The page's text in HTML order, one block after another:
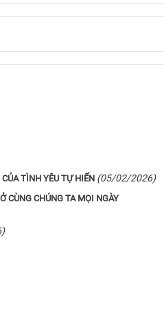
TÌNH YÊU TỰ HIẾN (05/02/2026)
CÙNG CHÚNG TA MỌI NGÀY